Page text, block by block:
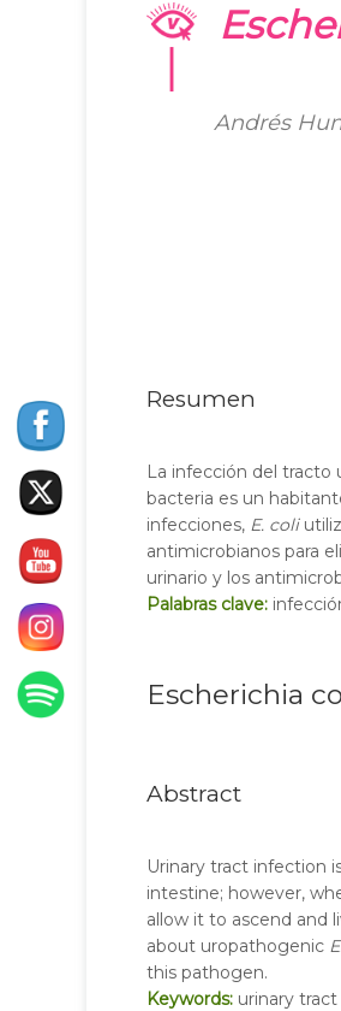
Andrés
Resumen
La infección del tracto
bacteria es un
infecciones, E. coli
antimicrobianos para
urinario y los
Palabras clave:
Escherichia
Abstract
Urinary tract infection
intestine; however,
allow it to ascend and
about uropathogenic
this pathogen.
Keywords: urinary